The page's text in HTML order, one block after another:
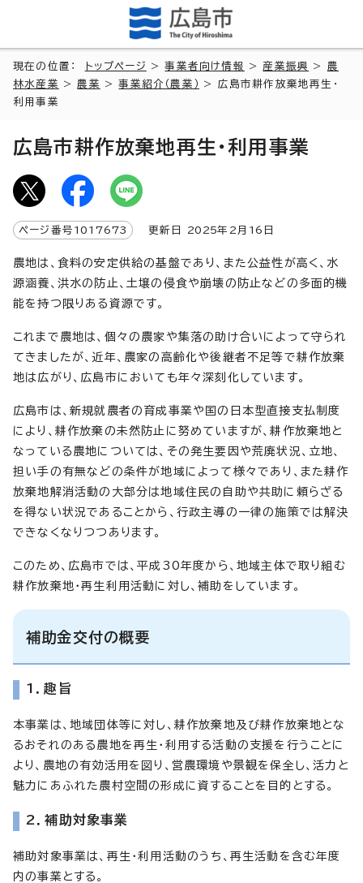
現在の位置： トップページ >事業者向け情報 > 産業振興 > 農
林水産業
> 農業 >事業紹介（農業）
> 広島市耕作放棄地再生・
利用事業
広島市耕作放棄地再生・利用事業
ページ番号 1017673 更新日 2025年2月 16 日
農地は、食料の安定供給の基盤であり、また公益性が高く、水
源涵養、洪水の防止、土壌の侵食や崩壊の防止などの多面的機
能を持つ限りある資源です。
これまで農地は、個々の農家や集落の助け合いによって守られ
てきましたが、近年、農家の高齢化や後継者不足等で耕作放棄
地は広がり、広島市においても年々深刻化しています。
広島市は、新規就農者の育成事業や国の日本型直接支払制度
により、耕作放棄の未然防止に努めていますが、耕作放棄地と
なっている農地については、その発生要因や荒廃状況、立地、
担い手の有無などの条件が地域によって様々であり、また耕作
放棄地解消活動の大部分は地域住民の自助や共助に頼らざる
を得ない状況であることから、行政主導の一律の施策では解決
できなくなりつつあります。
このため、広島市では、平成30年度から、地域主体で取り組む
耕作放棄地・再生利用活動に対し、補助をしています。
補助金交付の概要
1．趣旨
本事業は、地域団体等に対し、耕作放棄地及び耕作放棄地とな
るおそれのある農地を再生・利用する活動の支援を行うことに
より、農地の有効活用を図り、営農環境や景観を保全し、活力と
魅力にあふれた農村空間の形成に資することを目的とする。
2．補助対象事業
補助対象事業は、再生・利用活動のうち、再生活動を含む年度
内の事業とする。